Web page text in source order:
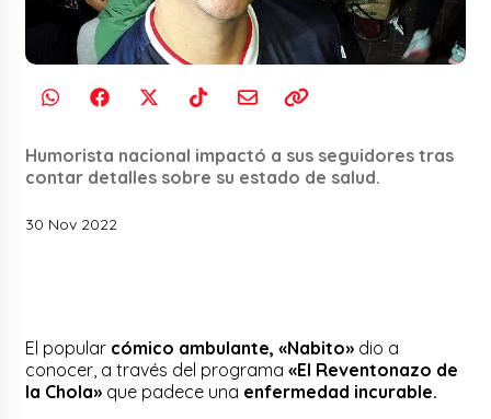
Humorista nacional impactó a sus seguidores tras
contar detalles sobre su estado de salud.
30 Nov 2022
El popular cómico ambulante, «Nabito» dio a
conocer, a través del programa«El Reventonazo de
la Chola» que padece una enfermedad incurable.